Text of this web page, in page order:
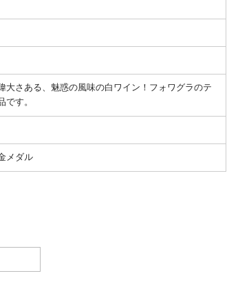
大さある、魅惑の風味の白ワイン！フォワグラのテ
です。
メダル